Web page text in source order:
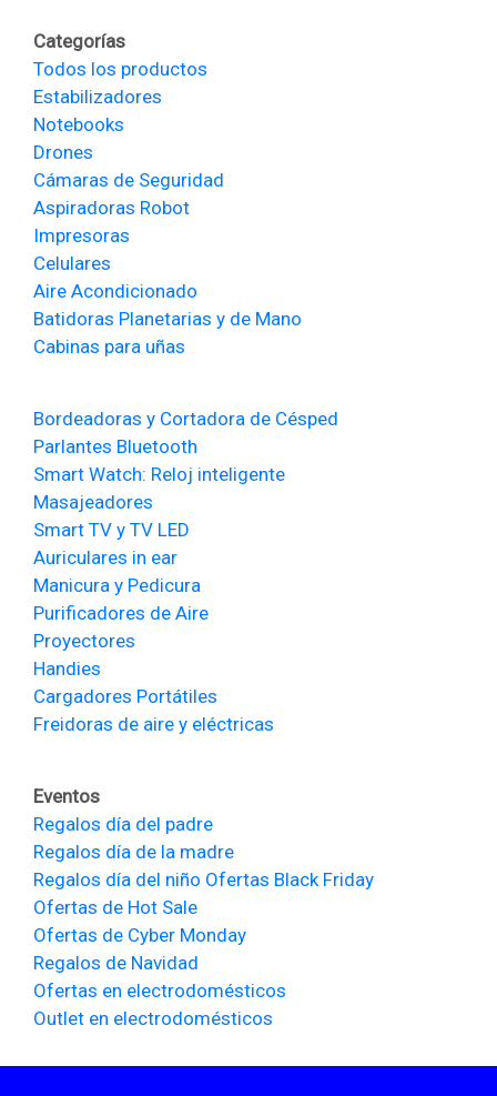
Categorías
Todos los productos
Estabilizadores
Notebooks
Drones
Cámaras de Seguridad
Aspiradoras Robot
Impresoras
Celulares
Aire Acondicionado
Batidoras Planetarias y de Mano
Cabinas para uñas
Bordeadoras y Cortadora de Césped
Parlantes Bluetooth
Smart Watch: Reloj inteligente
Masajeadores
Smart TV y TV LED
Auriculares in ear
Manicura y Pedicura
Purificadores de Aire
Proyectores
Handies
Cargadores Portátiles
Freidoras de aire y eléctricas
Eventos
Regalos día del padre
Regalos día de la madre
Regalos día del niño Ofertas Black Friday
Ofertas de Hot Sale
Ofertas de Cyber Monday
Regalos de Navidad
Ofertas en electrodomésticos
Outlet en electrodomésticos